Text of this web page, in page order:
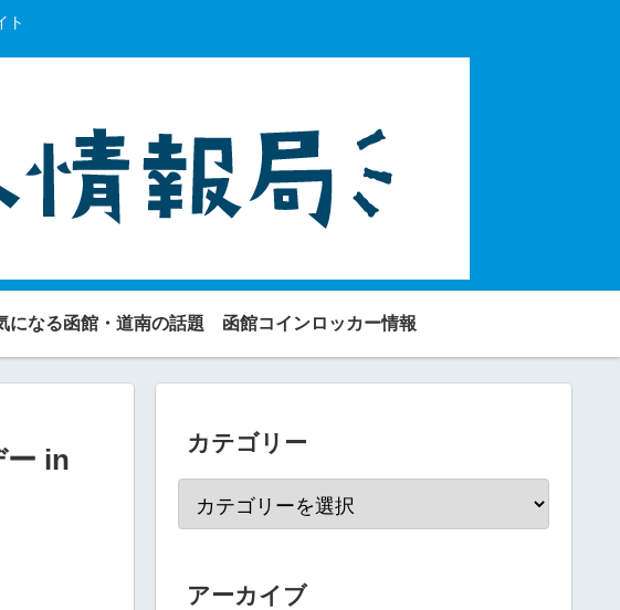
ト
になる函館・道南の話題 函館コインロッカー情報
ー in
カテゴリー
アーカイブ